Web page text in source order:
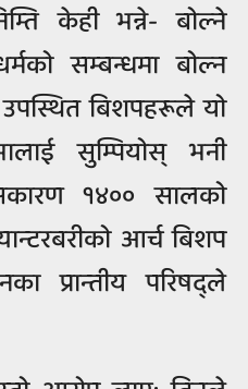
केही भन्ने- बोल्ने
सम्बन्धमा बोल्न
उपस्थित बिशपहरूले यो
सुम्पियोस् भनी
१४०० सालको
आर्च बिशप
प्रान्तीय परिषद्ले